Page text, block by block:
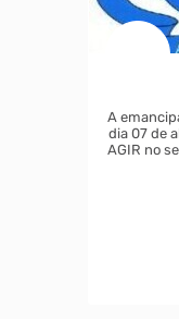
A
dia 07 de
AGIR no